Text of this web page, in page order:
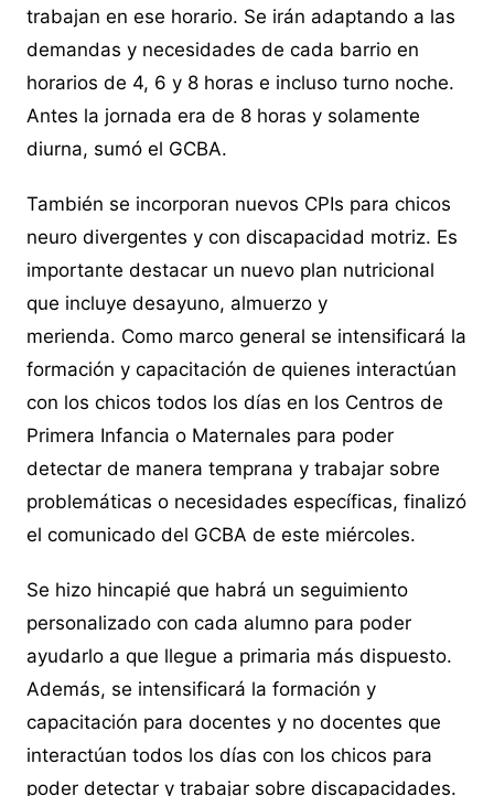
trabajan en ese horario. Se irán adaptando a las
demandas y necesidades de cada barrio en
horarios de 4, 6 y 8 horas e incluso turno noche.
Antes la jornada era de 8 horas y solamente
diurna, sumó el GCBA.
También se incorporan nuevos CPIs para chicos
neuro divergentes y con discapacidad motriz. Es
importante destacar un nuevo plan nutricional
que incluye desayuno, almuerzo y
merienda. Como marco general se intensificará la
formación y capacitación de quienes interactúan
con los chicos todos los días en los Centros de
Primera Infancia o Maternales para poder
detectar de manera temprana y trabajar sobre
problemáticas o necesidades específicas, finalizó
el comunicado del GCBA de este miércoles.
Se hizo hincapié que habrá un seguimiento
personalizado con cada alumno para poder
ayudarlo a que llegue a primaria más dispuesto.
Además, se intensificará la formación y
capacitación para docentes y no docentes que
interactúan todos los días con los chicos para
poder detectar y trabajar sobre discapacidades.